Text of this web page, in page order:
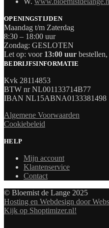
OPENINGSTIJDEN
Maandag t/m Zaterdag
8:30 – 18:00 uur
Zondag: GESLOTEN
Let op: voor 13:00 uur
BEDRIJFSINFORMATIE
Kvk 28114853
BTW nr NL001133714B77
IBAN NL15ABNA0133381498
Algemene Voorwaarden
Cookiebeleid
HELP
Mijn account
Klantenservice
Contact
© Bloemist de Lange 2025
Hosting en Webdesign door
Kijk op Shoptimizer.nl!